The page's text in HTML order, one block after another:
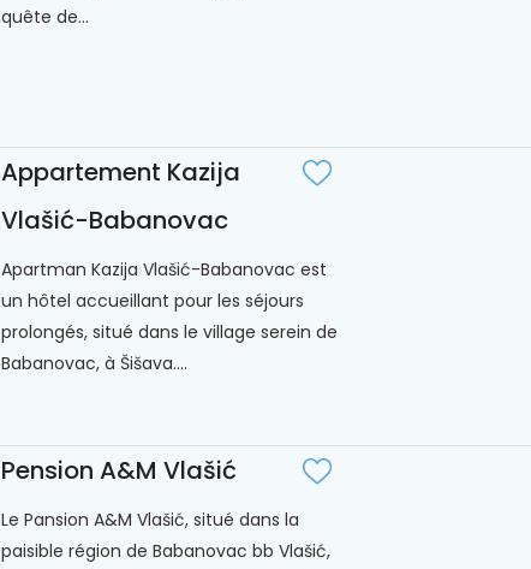
quête de...
Appartement Kazija
Vlašić-Babanovac
Apartman Kazija Vlašić-Babanovac est
un hôtel accueillant pour les séjours
prolongés, situé dans le village serein de
Babanovac, à Šišava....
Pension A&M Vlašić
Le Pansion A&M Vlašić, situé dans la
paisible région de Babanovac bb Vlašić,